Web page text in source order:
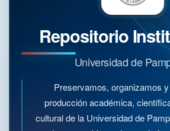
Repositorio
Universidad de
Preservamos, organizamos
producción académica,
cultural de la Universidad de